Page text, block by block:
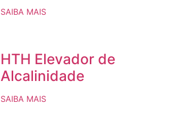
SAIBA MAIS
HTH Elevador de
Alcalinidade
SAIBA MAIS